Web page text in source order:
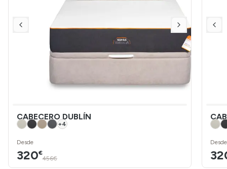
CABECERO DUBLÍN
+4
Desde
320€
456€
Desde